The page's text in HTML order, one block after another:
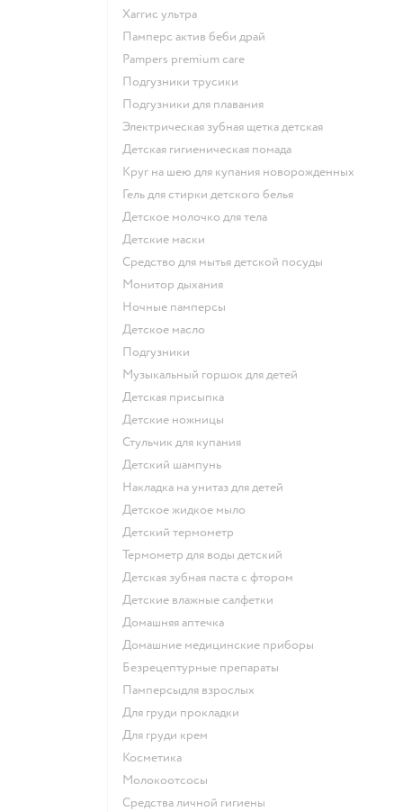
хаггис ультра
памперс актив беби драй
pampers premium care
подгузники трусики
подгузники для плавания
электрическая зубная щетка детская
детская гигиеническая помада
круг на шею для купания новорожденных
гель для стирки детского белья
детское молочко для тела
детские маски
средство для мытья детской посуды
монитор дыхания
ночные памперсы
детское масло
подгузники
музыкальный горшок для детей
детская присыпка
детские ножницы
стульчик для купания
детский шампунь
накладка на унитаз для детей
детское жидкое мыло
детский термометр
термометр для воды детский
детская зубная паста с фтором
детские влажные салфетки
домашняя аптечка
домашние медицинские приборы
безрецептурные препараты
памперсыдля взрослых
для груди прокладки
для груди крем
косметика
Молокоотсосы
средства личной гигиены